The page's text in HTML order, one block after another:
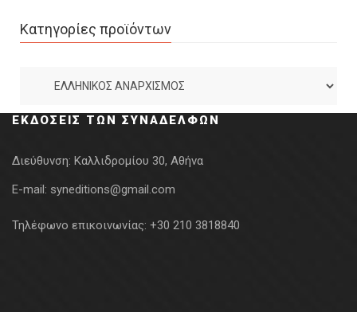
Κατηγορίες προϊόντων
ΕΚΔΌΣΕΙΣ ΤΩΝ ΣΥΝΑΔΈΛΦΩΝ
Διεύθυνση: Καλλιδρομίου 30, Αθήνα
E-mail: syneditions@gmail.com
Τηλέφωνο επικοινωνίας: +30 210 3818840